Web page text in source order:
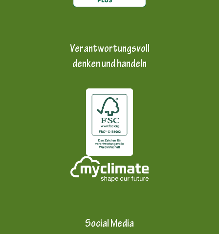
Verantwortungsvoll
denken und handeln
Social Media